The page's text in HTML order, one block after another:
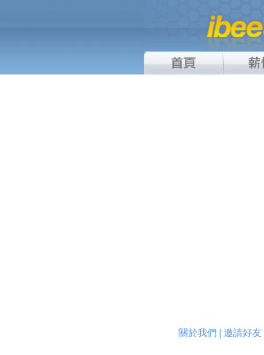
關於我們 邀請好友|